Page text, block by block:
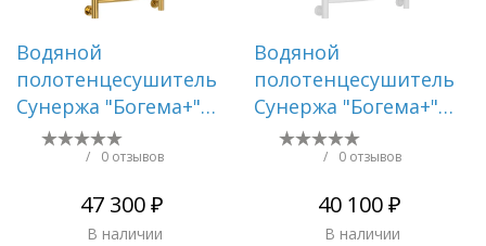
Водяной
полотенцесушитель
Сунержа "Богема+"
800х400 (Золото)
/ 0 отзывов
47 300 ₽
В наличии
Водяной
полотенцесушитель
Сунержа "Богема+"
800х500 (Матовый
/ 0 отзывов
40 100 ₽
В наличии